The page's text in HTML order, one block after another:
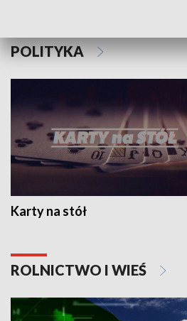
POLITYKA
Karty na stół
ROLNICTWO I WIEŚ